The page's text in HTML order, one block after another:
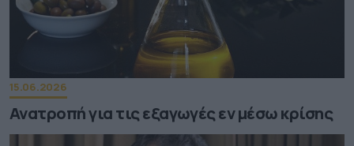
15.06.2026
Ανατροπή για τις εξαγωγές εν μέσω κρίσης